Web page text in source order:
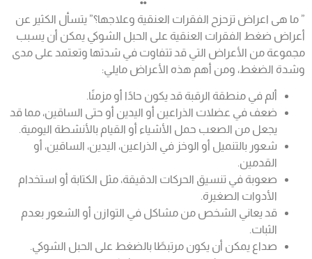
” ما هى اعراض تزحزح الفقرات العنقية وعلاجها؟” يتسأل الكثير عن
أعراض ضغط الفقرات العنقية على الحبل الشوكي يمكن أن يسبب
مجموعة من الأعراض التي قد تتفاوت في شدتها وتعتمد على مدى
وشدة الضغط، ومن أهم هذه الأعراض مايلي:
ألم في منطقة الرقبة قد يكون حادًا أو مزمنًا.
ضعف في عضلات الذراعين أو اليدين أو حتى الساقين، مما قد
يجعل من الصعب حمل الأشياء أو القيام بالأنشطة اليومية.
شعور بالتنميل أو الوخز في الذراعين، اليدين، الساقين، أو
القدمين.
صعوبة في تنسيق الحركات الدقيقة، مثل الكتابة أو استخدام
الأدوات الصغيرة.
قد يعاني الشخص من مشاكل في التوازن أو الشعور بعدم
الثبات.
صداع يمكن أن يكون مرتبطًا بالضغط على الحبل الشوكي.